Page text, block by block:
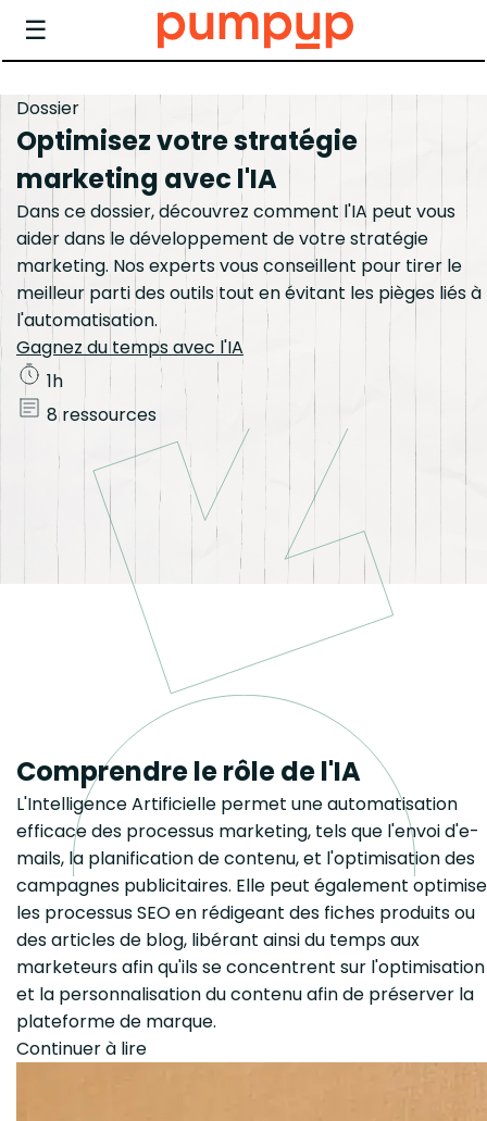
☰
Dossier
Optimisez votre stratégie
marketing avec l'IA
Dans ce dossier, découvrez comment l'IA peut vous
aider dans le développement de votre stratégie
marketing. Nos experts vous conseillent pour tirer le
meilleur parti des outils tout en évitant les pièges liés à
l'automatisation.
Gagnez du temps avec l'IA
1h
8 ressources
Comprendre le rôle de l'IA
L'Intelligence Artificielle permet une automatisation
efficace des processus marketing, tels que l'envoi d'e-
mails, la planification de contenu, et l'optimisation des
campagnes publicitaires. Elle peut également
les processus SEO en rédigeant des fiches produits ou
des articles de blog, libérant ainsi du temps aux
marketeurs afin qu'ils se concentrent sur l'optimisation
et la personnalisation du contenu afin de préserver la
plateforme de marque.
Continuer à lire